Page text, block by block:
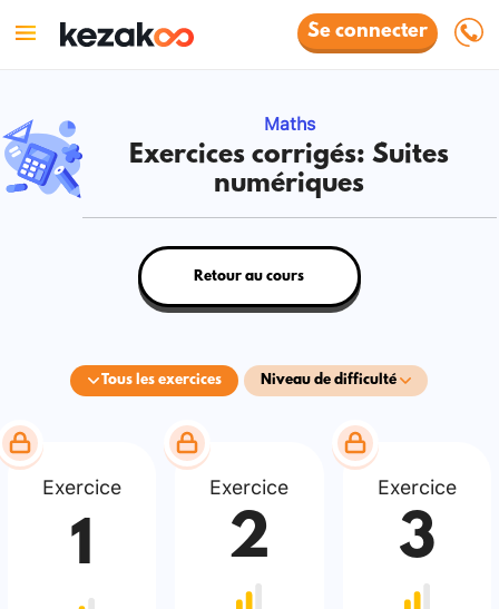
Se connecter
Maths
Exercices corrigés: Suites
numériques
Tous les exercices Niveau de difficulté
Retour au cours
Exercice
1
Exercice
2
Exercice
3